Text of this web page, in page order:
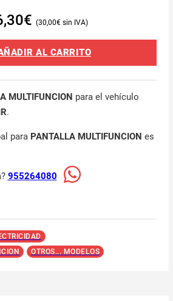
€ 30,00€
AL CARRITO
MULTIFUNCION para el vehículo
.
para PANTALLA MULTIFUNCION es
955264080
OTROS... MODELOS